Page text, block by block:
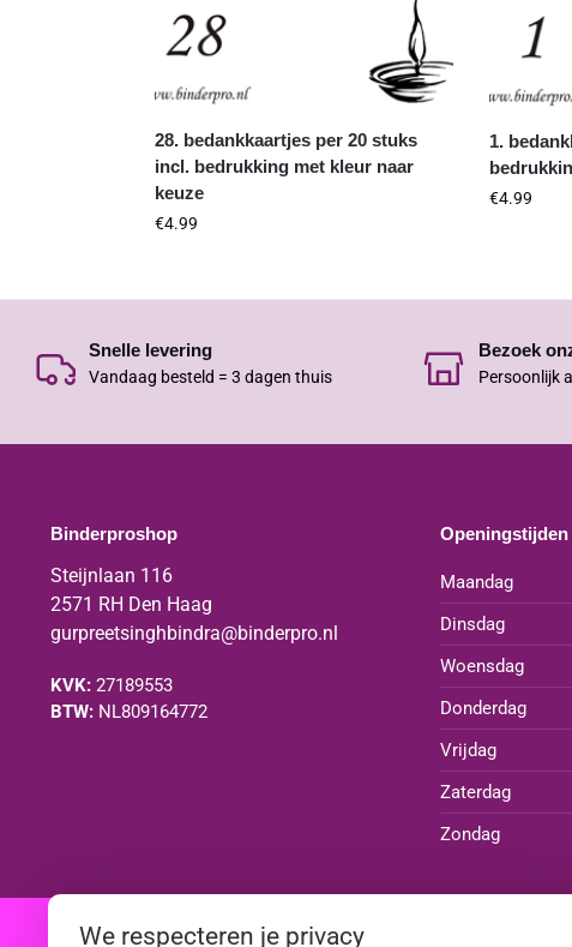
28. bedankkaartjes per 20 stuks
incl. bedrukking met kleur naar
keuze
€4.99
1.
€4.99
Snelle levering
Vandaag besteld = 3 dagen thuis
Bezoek
Persoonlijk
Binderproshop
Steijnlaan 116
2571 RH Den Haag
gurpreetsinghbindra@binderpro.nl
KVK:27189553
BTW:NL809164772
Openingstijden
Maandag
Dinsdag
Woensdag
Donderdag
Vrijdag
Zaterdag
Zondag
We respecteren je privacy